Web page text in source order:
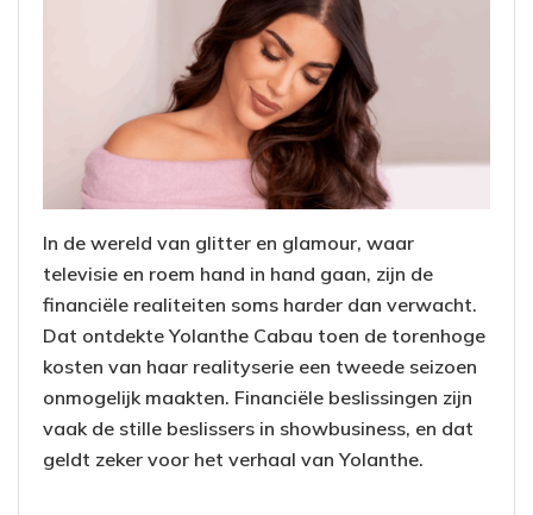
In de wereld van glitter en glamour, waar
televisie en roem hand in hand gaan, zijn de
financiële realiteiten soms harder dan verwacht.
Dat ontdekte Yolanthe Cabau toen de torenhoge
kosten van haar realityserie een tweede seizoen
onmogelijk maakten. Financiële beslissingen zijn
vaak de stille beslissers in showbusiness, en dat
geldt zeker voor het verhaal van Yolanthe.